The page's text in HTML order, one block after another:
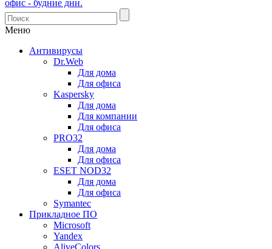
офис - будние дни.
Меню
Антивирусы
Dr.Web
Для дома
Для офиса
Kaspersky
Для дома
Для компании
Для офиса
PRO32
Для дома
Для офиса
ESET NOD32
Для дома
Для офиса
Symantec
Прикладное ПО
Microsoft
Yandex
AliveColors